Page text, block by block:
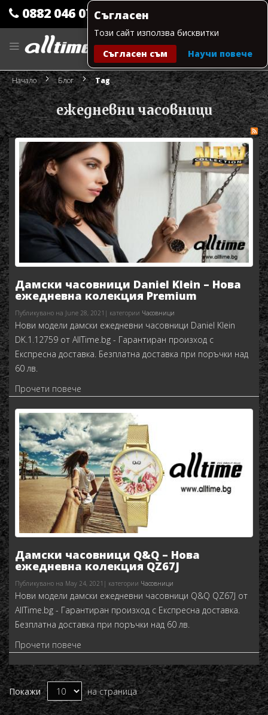
Съгласен
Този сайт използва бисквитки
Съгласен съм
Научи повече
0882 046 079
Прескачане
към
Моята количка
Начало Блог Tag
ежедневни часовници
Дамски часовници Daniel Klein – Нова
ежедневна колекция Premium
Публикувано на June 28, 2021| категории Часовници
Нови модели дамски ежедневни часовници Daniel Klein
DK.1.12759 от AllTime.bg - Гарантиран произход с
Експресна доставка. Безплатна доставка при поръчки над
60 лв.
Прочети повече
Дамски часовници Q&Q – Нова
ежедневна колекция QZ67J
Публикувано на May 24, 2021| категории Часовници
Нови модели дамски ежедневни часовници Q&Q QZ67J от
AllTime.bg - Гарантиран произход с Експресна доставка.
Безплатна доставка при поръчки над 60 лв.
Прочети повече
Покажи на страница